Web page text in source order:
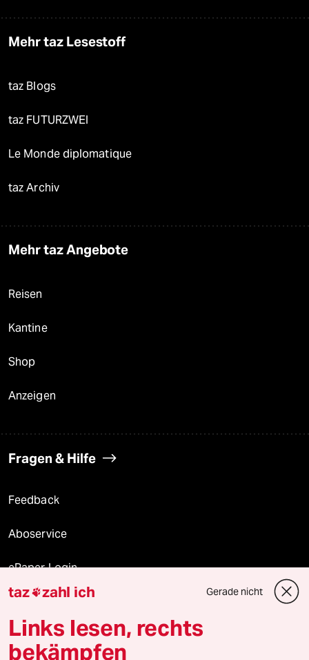
Mehr taz Lesestoff
taz Blogs
taz FUTURZWEI
Le Monde diplomatique
taz Archiv
Mehr taz Angebote
Reisen
Kantine
Shop
Anzeigen
Fragen & Hilfe
Feedback
Aboservice
ePaper Login
Downloads für Abonnierende
taz zahl ich Gerade nicht
Links lesen, rechts
bekämpfen